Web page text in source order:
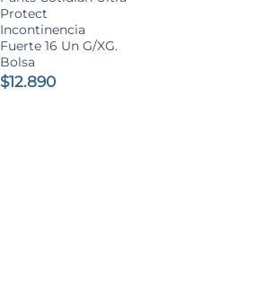
Protect
Incontinencia
Fuerte 16 Un G/XG.
Bolsa
$12.890